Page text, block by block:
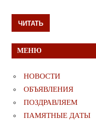
ЧИТАТЬ
МЕНЮ
НОВОСТИ
ОБЪЯВЛЕНИЯ
ПОЗДРАВЛЯЕМ
ПАМЯТНЫЕ ДАТЫ